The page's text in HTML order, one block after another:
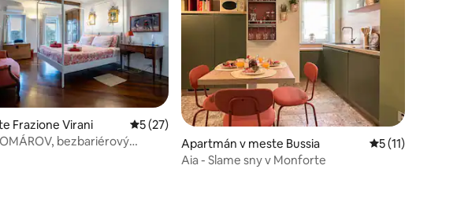
Frazione Virani Priemerné ohodnotenie 5 z 5, počet hodnotení: 27
5 (27)
bezbariérový
Apartmán v meste Bussia Priemerné
5 (11)
Aia - Slame sny v Monforte